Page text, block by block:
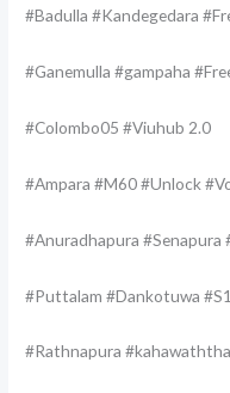
#Badulla #Kandegedara
#Ganemulla #gampaha
#Colombo05 #Viuhub 2.0
#Ampara #M60 #Unlock
#Anuradhapura
#Puttalam #Dankotuwa
#Rathnapura